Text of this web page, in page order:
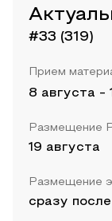
#33 (319)
Прием
8 августа -
Размещение
19 августа
Размещение
сразу